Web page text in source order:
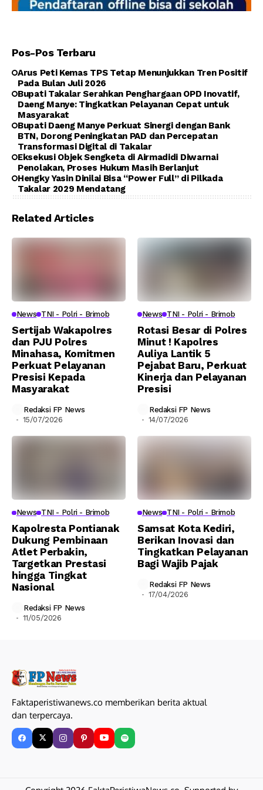
Pos-Pos Terbaru
Arus Peti Kemas TPS Tetap Menunjukkan Tren Positif
Pada Bulan Juli 2026
Bupati Takalar Serahkan Penghargaan OPD Inovatif,
Daeng Manye: Tingkatkan Pelayanan Cepat untuk
Masyarakat
Bupati Daeng Manye Perkuat Sinergi dengan Bank
BTN, Dorong Peningkatan PAD dan Percepatan
Transformasi Digital di Takalar
Eksekusi Objek Sengketa di Airmadidi Diwarnai
Penolakan, Proses Hukum Masih Berlanjut
Hengky Yasin Dinilai Bisa “Power Full” di Pilkada
Takalar 2029 Mendatang
Related Articles
News TNI - Polri - Brimob
Sertijab Wakapolres
dan PJU Polres
Minahasa, Komitmen
Perkuat Pelayanan
Presisi Kepada
Masyarakat
Redaksi FP News
15/07/2026
News TNI - Polri - Brimob
Rotasi Besar di Polres
Minut ! Kapolres
Auliya Lantik 5
Pejabat Baru, Perkuat
Kinerja dan Pelayanan
Presisi
Redaksi FP News
14/07/2026
News TNI - Polri - Brimob
Kapolresta Pontianak
Dukung Pembinaan
Atlet Perbakin,
Targetkan Prestasi
hingga Tingkat
Nasional
Redaksi FP News
11/05/2026
News TNI - Polri - Brimob
Samsat Kota Kediri,
Berikan Inovasi dan
Tingkatkan Pelayanan
Bagi Wajib Pajak
Redaksi FP News
17/04/2026
Faktaperistiwanews.co memberikan berita aktual
dan terpercaya.